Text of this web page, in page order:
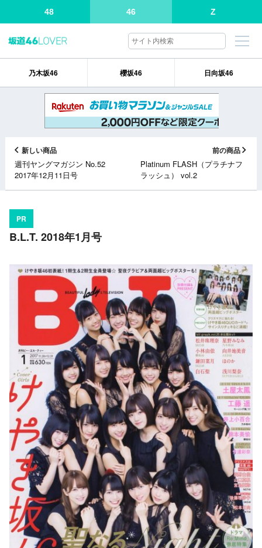
48 46 Z
乃木坂46 櫻坂46 日向坂46
新しい商品
週刊ヤングマガジン No.52
2017年12月11日号
前の商品
Platinum FLASH（プラチナフ
ラッシュ） vol.2
PR
B.L.T. 2018年1月号